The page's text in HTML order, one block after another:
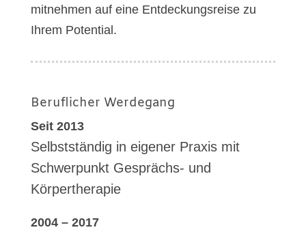
mitnehmen auf eine Entdeckungsreise zu
Ihrem Potential.
Beruflicher Werdegang
Seit 2013
Selbstständig in eigener Praxis mit
Schwerpunkt Gesprächs- und
Körpertherapie
2004 – 2017